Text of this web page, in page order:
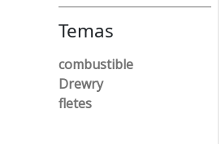
Temas
combustible
Drewry
fletes